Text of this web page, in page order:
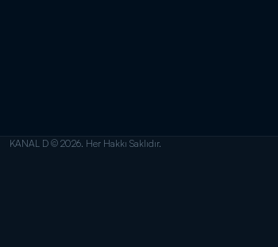
KANAL D © 2026. Her Hakkı Saklıdır.